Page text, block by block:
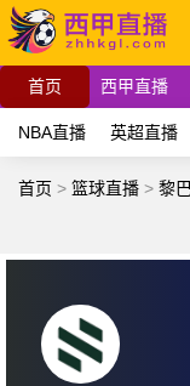
首页 西甲直播
NBA直播 英超直播
首页 > 篮球直播 > 黎